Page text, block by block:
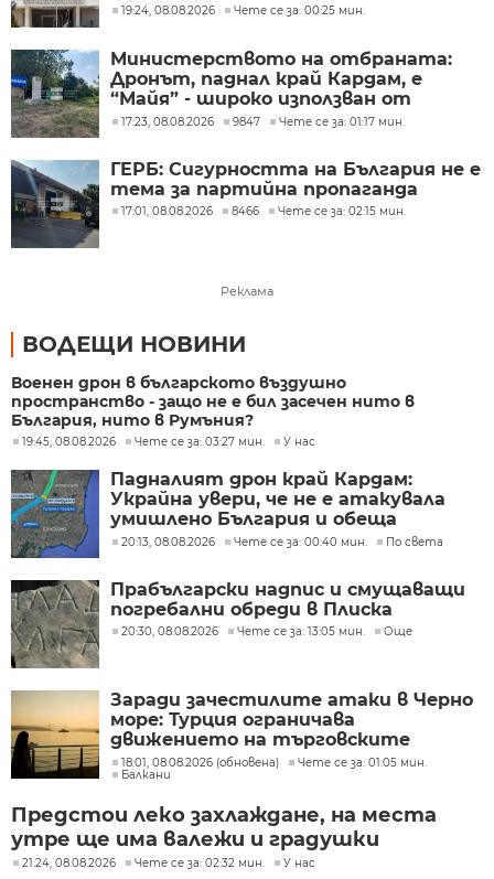
19:24, 08.08.2026 Чете се за: 00:25 мин.
Министерството на отбраната:
Дронът, паднал край Кардам, е
“Майя” - широко използван от
украинската армия
17:23, 08.08.2026 9847 Чете се за: 01:17 мин.
ГЕРБ: Сигурността на България не е
тема за партийна пропаганда
17:01, 08.08.2026 8466 Чете се за: 02:15 мин.
Реклама
ВОДЕЩИ НОВИНИ
Военен дрон в българското въздушно
пространство - защо не е бил засечен нито в
България, нито в Румъния?
19:45, 08.08.2026 Чете се за: 03:27 мин. У нас
Падналият дрон край Кардам:
Украйна увери, че не е атакувала
умишлено България и обеща
разследване
20:13, 08.08.2026 Чете се за: 00:40 мин. По света
Прабългарски надпис и смущаващи
погребални обреди в Плиска
20:30, 08.08.2026 Чете се за: 13:05 мин. Още
Заради зачестилите атаки в Черно
море: Турция ограничава
движението на търговските
кораби
18:01, 08.08.2026 (обновена)
Чете се за: 01:05 мин.
Балкани
Предстои леко захлаждане, на места
утре ще има валежи и градушки
21:24, 08.08.2026 Чете се за: 02:32 мин. У нас